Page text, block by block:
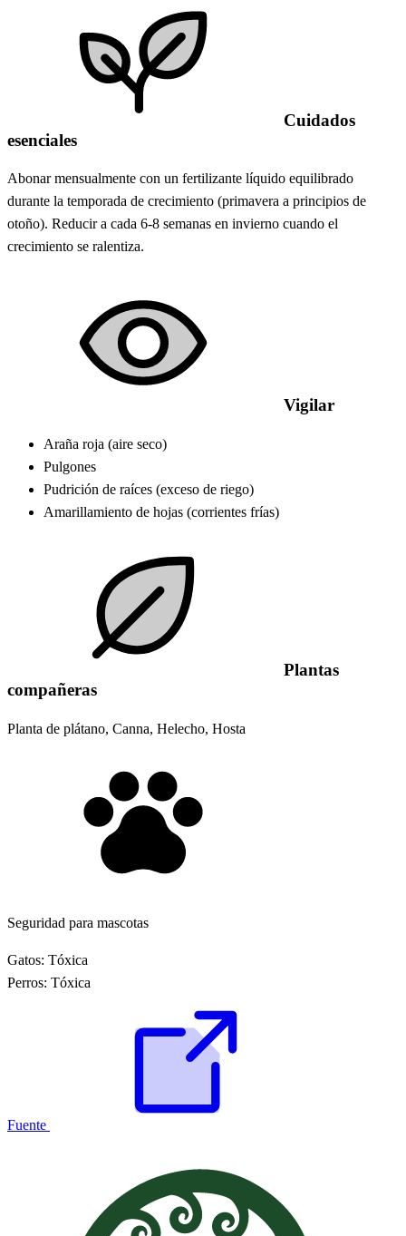
Cuidados
esenciales
Abonar mensualmente con un fertilizante líquido equilibrado
durante la temporada de crecimiento (primavera a principios de
otoño). Reducir a cada 6-8 semanas en invierno cuando el
crecimiento se ralentiza.
Vigilar
Araña roja (aire seco)
Pulgones
Pudrición de raíces (exceso de riego)
Amarillamiento de hojas (corrientes frías)
Plantas
compañeras
Planta de plátano, Canna, Helecho, Hosta
Seguridad para mascotas
Gatos: Tóxica
Perros: Tóxica
Fuente